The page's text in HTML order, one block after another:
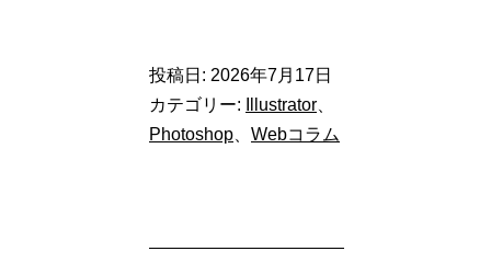
ら
ザ
投稿日: 2026年7月17日
カテゴリー:
Illustrator
Photoshop
Webコラム